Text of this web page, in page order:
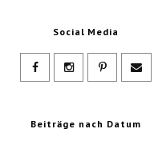
Social Media
Beiträge nach Datum